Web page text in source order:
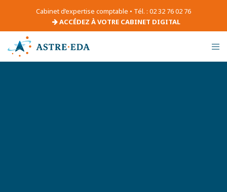
Cabinet d’expertise comptable • Tél. : 02 32 76 02 76
ACCÉDEZ À VOTRE CABINET DIGITAL